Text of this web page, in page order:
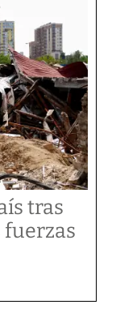
tras
fuerzas